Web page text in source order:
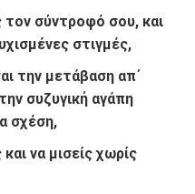
τον σύντροφό σου, και
στιγμές,
την μετάβαση απ΄
συζυγική αγάπη
σχέση,
να μισείς χωρίς